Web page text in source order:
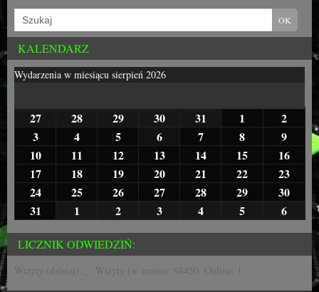
KALENDARZ
Wydarzenia w miesiącu sierpień 2026
27
28 29 30 31 1
2
3
4 5 6 7 8
9
10
11 12 13 14 15
16
17
18 19 20 21 22
23
24
25 26 27 28 29
30
31
1 2 3 4 5 6
LICZNIK ODWIEDZIŃ:
Wizyty (dzisiaj): . Wizyty (w sumie): 98450 . Online: 1.